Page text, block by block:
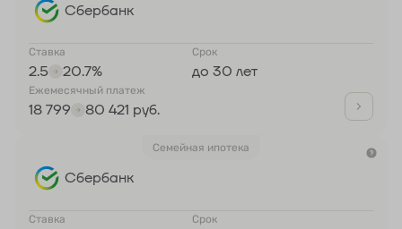
Сбербанк
Ставка
2.5 20.7%
Срок
до 30 лет
Ежемесячный платеж
18 799 80 421 руб.
Семейная ипотека
Сбербанк
Ставка Срок